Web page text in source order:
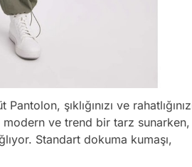
şıklığınızı ve
modern ve trend bir tarz
Standart dokuma kumaşı,